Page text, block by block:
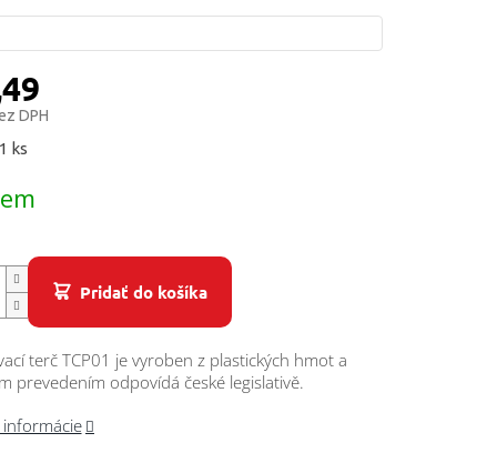
DPH
ks
Pridať do košíka
terč TCP01 je vyroben z plastických hmot a
prevedením odpovídá české legislativě.